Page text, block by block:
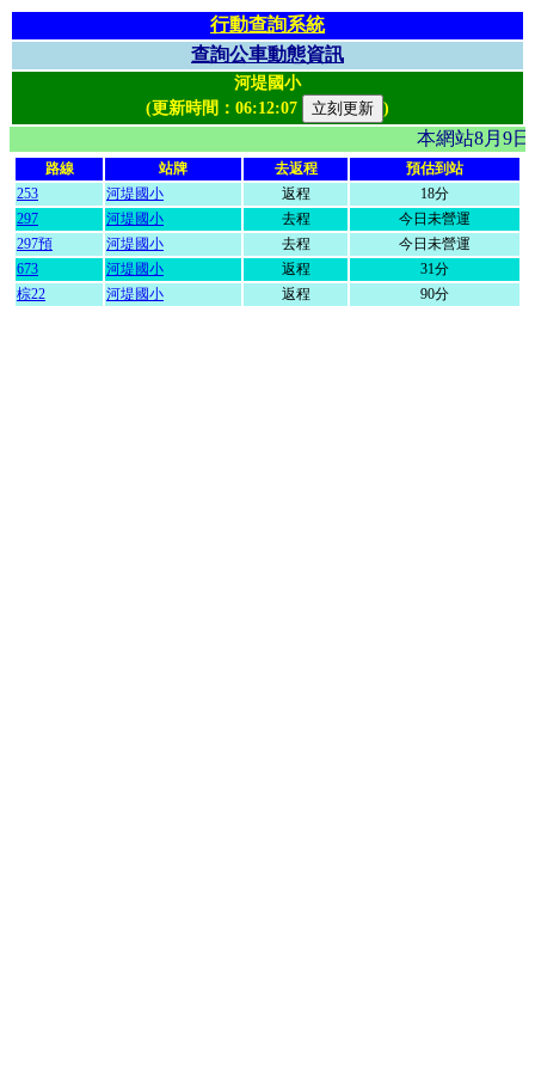
行動查詢系統
查詢公車動態資訊
河堤國小
(更新時間： 06:12:07 )
本網站8月9
路線 站牌 去返程
預估到站
253
河堤國小 返程
18分
297
河堤國小 去程
今日未營運
297預
河堤國小 去程
今日未營運
673
河堤國小 返程
31分
棕22
河堤國小 返程 90分